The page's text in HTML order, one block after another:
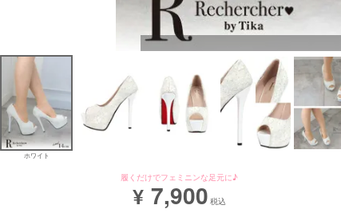
ホワイト
履くだけでフェミニンな足元に♪
¥ 7,900 税込